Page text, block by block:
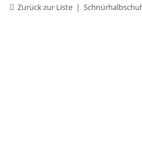
Zurück zur Liste